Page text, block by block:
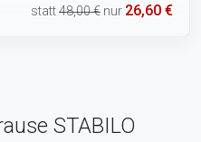
statt48,00 € nur 26,60 €
STABILO